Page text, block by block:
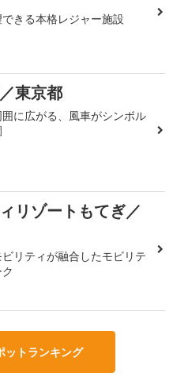
きる本格レジャー施設
東京都
に広がる、風車がシンボル
リゾートもてぎ／
リティが融合したモビリテ
ットランキング